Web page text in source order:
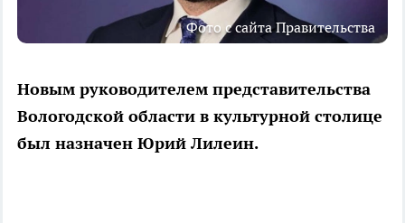
Фото с сайта Правительства
Новым руководителем представительства
Вологодской области в культурной столице
был назначен Юрий Лилеин.